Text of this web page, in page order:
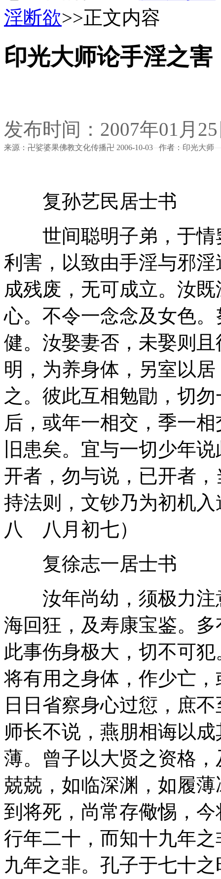
淫断欲>>正文内容
印光大师论手淫之害
发布时间：2007年01月
来源：卍娑婆果佛教文化传播卍 2006-10-03 作者：印光大师
复孙艺民居士书
世间聪明子弟，于情
利害，以致由手淫与邪
成残废，无可成立。汝
心。不令一念念及女色
健。汝娶妻否，未娶则
明，为养身体，另室以
之。彼此互相勉勖，切
后，或年一相交，季一
旧患矣。宜与一切少年
开者，勿与说，已开者
持法则，文钞乃为初机
八 八月初七）
复徐志一居士书
汝年尚幼，须极力注
海回狂，及寿康宝鉴。
此事伤身极大，切不可
将有用之身体，作少亡
日日省察身心过愆，庶
师长不说，燕朋相诲以
薄。曾子以大贤之资格
兢兢，如临深渊，如履
到将死，尚常存儆惕，
行年二十，而知十九年
九年之非。孔子于七十